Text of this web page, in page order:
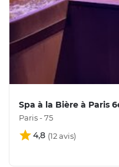
Spa à la Bière à Paris
Paris - 75
4,8